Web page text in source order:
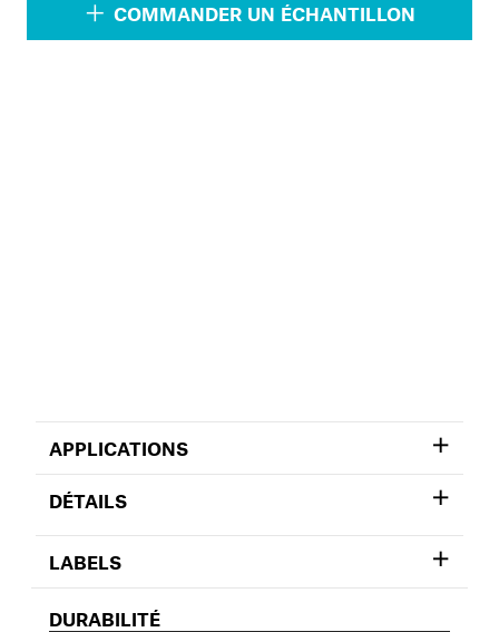
COMMANDER UN ÉCHANTILLON
APPLICATIONS
DÉTAILS
LABELS
DURABILITÉ